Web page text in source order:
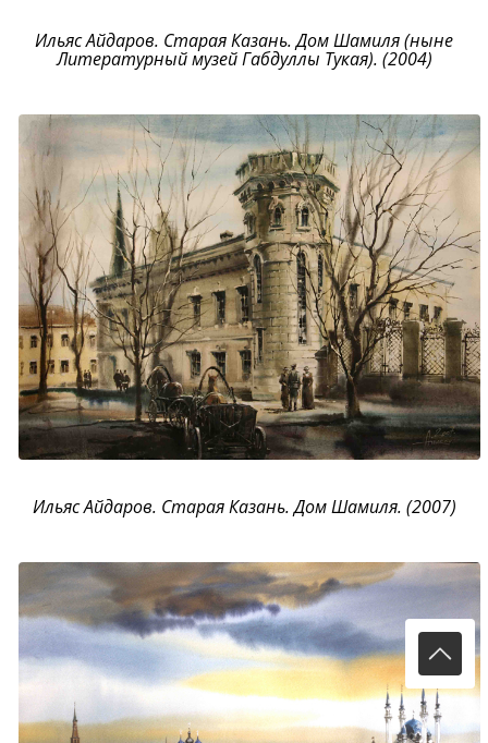
Ильяс Айдаров. Старая Казань. Дом Шамиля (ныне
Литературный музей Габдуллы Тукая). (2004)
Ильяс Айдаров. Старая Казань. Дом Шамиля. (2007)